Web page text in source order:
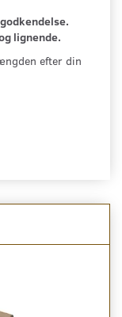
lignende.
efter din